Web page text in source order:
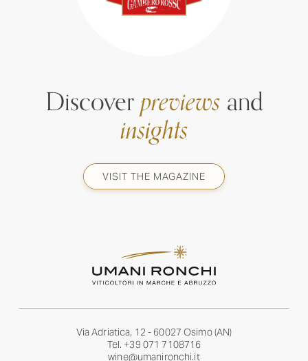
Discoverpreviewsand
insights
VISIT THE MAGAZINE
Via Adriatica, 12 - 60027 Osimo (AN)
Tel. +39 071 7108716
wine@umanironchi.it